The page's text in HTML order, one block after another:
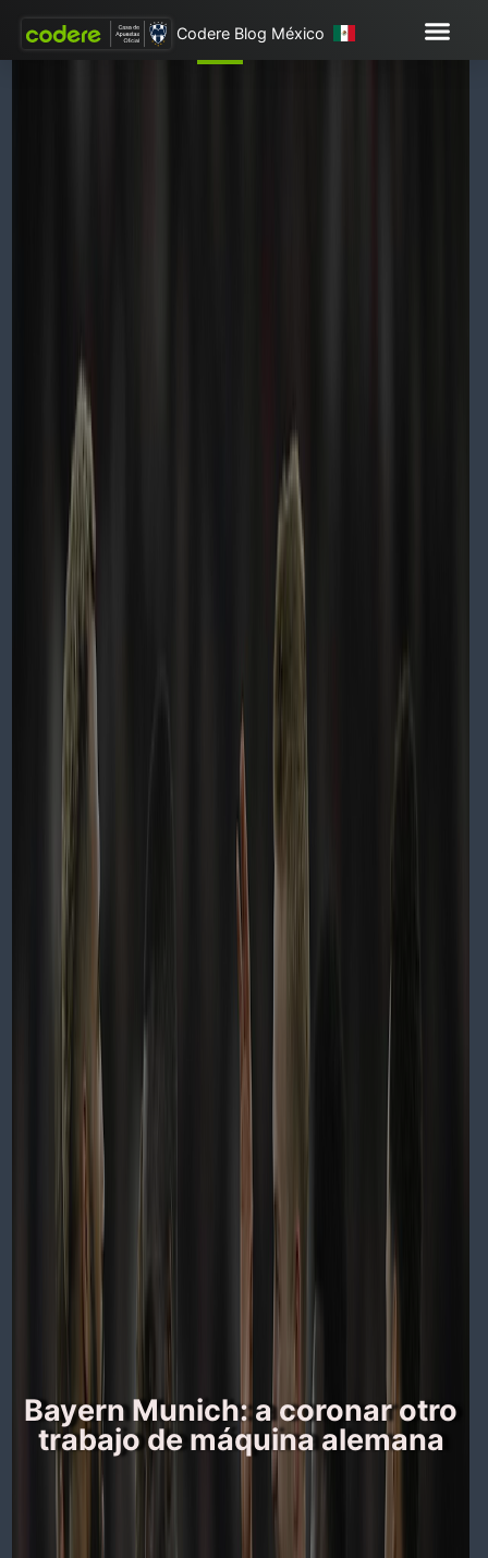
Codere Blog México
Bayern Munich: a coronar otro
trabajo de máquina alemana